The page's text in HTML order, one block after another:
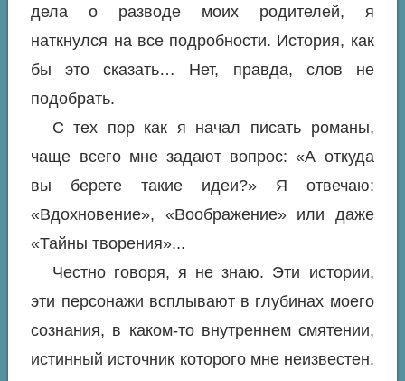
дела о разводе моих родителей, я
наткнулся на все подробности. История, как
бы это сказать… Нет, правда, слов не
подобрать.
С тех пор как я начал писать романы,
чаще всего мне задают вопрос: «А откуда
вы берете такие идеи?» Я отвечаю:
«Вдохновение», «Воображение» или даже
«Тайны творения»...
Честно говоря, я не знаю. Эти истории,
эти персонажи всплывают в глубинах моего
сознания, в каком-то внутреннем смятении,
истинный источник которого мне неизвестен.